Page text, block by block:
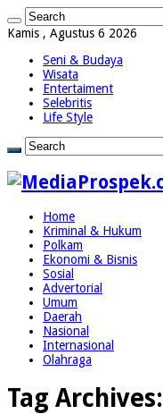
Kamis , Agustus 6 2026
Seni & Budaya
Wisata
Entertaiment
Selebritis
Life Style
Home
Kriminal & Hukum
Polkam
Ekonomi & Bisnis
Sosial
Advertorial
Umum
Daerah
Nasional
Internasional
Olahraga
Tag Archives: